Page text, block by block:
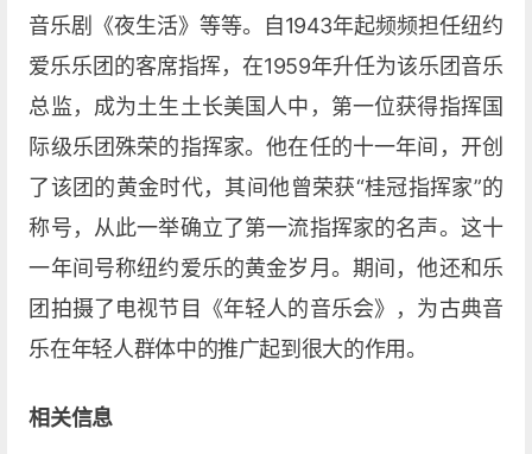
音乐剧《夜生活》等等。自1943年起频频担任纽约
爱乐乐团的客席指挥，在1959年升任为该乐团音乐
总监，成为土生土长美国人中，第一位获得指挥国
际级乐团殊荣的指挥家。他在任的十一年间，开创
了该团的黄金时代，其间他曾荣获“桂冠指挥家”的
称号，从此一举确立了第一流指挥家的名声。这十
一年间号称纽约爱乐的黄金岁月。期间，他还和乐
团拍摄了电视节目《年轻人的音乐会》，为古典音
乐在年轻人群体中的推广起到很大的作用。
相关信息